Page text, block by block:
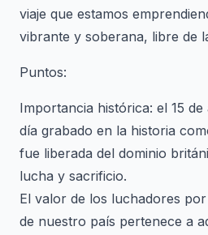
viaje que estamos
vibrante y soberana, libre de
Puntos:
Importancia histórica: el 15
día grabado en la historia
fue liberada del dominio
lucha y sacrificio.
El valor de los luchadores
de nuestro país pertenece a